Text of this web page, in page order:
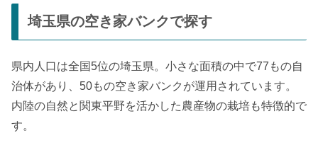
埼玉県の空き家バンクで探す
県内人口は全国5位の埼玉県。小さな面積の中で77もの自
治体があり、50もの空き家バンクが運用されています。
内陸の自然と関東平野を活かした農産物の栽培も特徴的で
す。